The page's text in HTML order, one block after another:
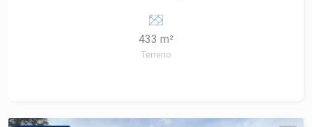
academia bluefit. O bairro é tranquilo, seguro e
433 m²
Terreno